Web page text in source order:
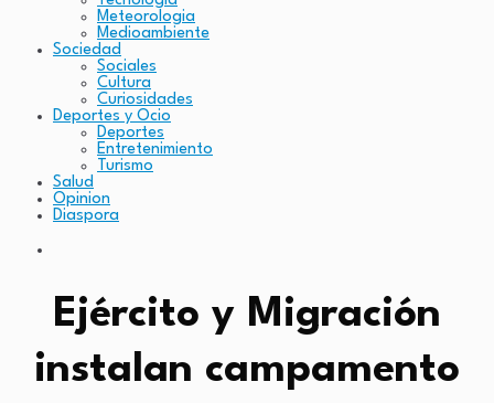
Meteorologia
Medioambiente
Sociedad
Sociales
Cultura
Curiosidades
Deportes y Ocio
Deportes
Entretenimiento
Turismo
Salud
Opinion
Diaspora
Ejército y Migración
instalan campamento